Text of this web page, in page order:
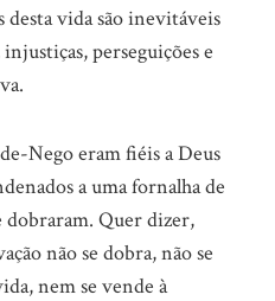
desta vida são inevitáveis
perseguições e
Nego eram fiéis a Deus
a uma fornalha de
dobraram. Quer dizer,
não se dobra, não se
nem se vende à